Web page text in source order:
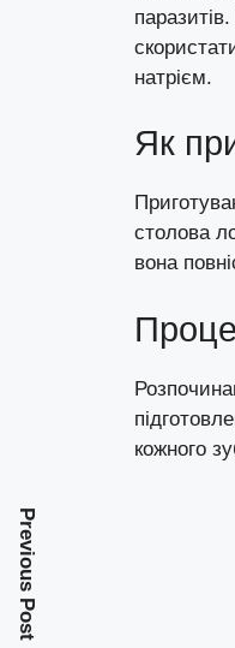
натрієм.
Як
столова
вона
кожного
Previous Post